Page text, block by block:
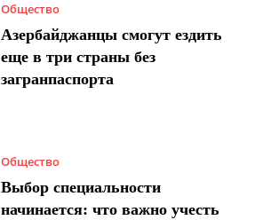
Общество
Азербайджанцы смогут ездить
еще в три страны без
загранпаспорта
Общество
Выбор специальности
начинается: что важно учесть